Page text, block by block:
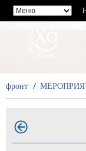
фронт